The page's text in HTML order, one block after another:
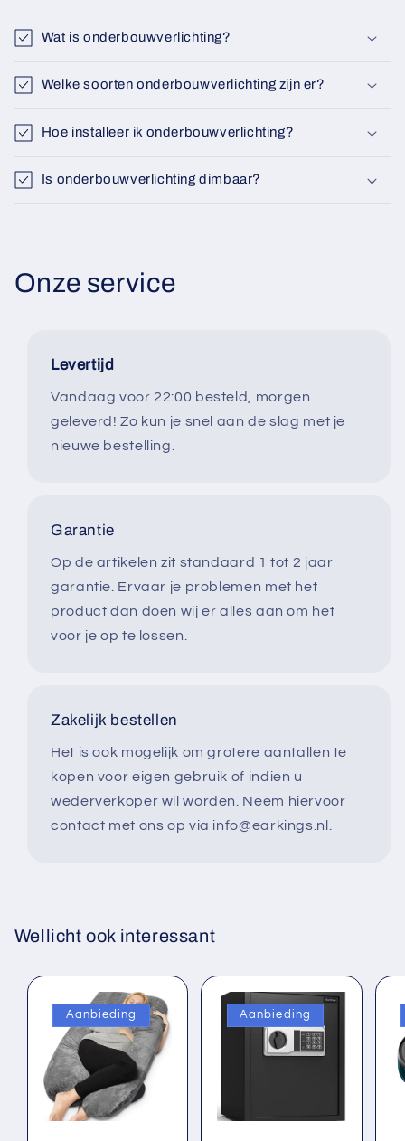
Wat is onderbouwverlichting?
Welke soorten onderbouwverlichting zijn er?
Hoe installeer ik onderbouwverlichting?
Is onderbouwverlichting dimbaar?
Onze service
Levertijd
Vandaag voor 22:00 besteld, morgen
geleverd! Zo kun je snel aan de slag met je
nieuwe bestelling.
Garantie
Op de artikelen zit standaard 1 tot 2 jaar
garantie. Ervaar je problemen met het
product dan doen wij er alles aan om het
voor je op te lossen.
Zakelijk bestellen
Het is ook mogelijk om grotere aantallen te
kopen voor eigen gebruik of indien u
wederverkoper wil worden. Neem hiervoor
contact met ons op via info@earkings.nl.
Wellicht ook interessant
Aanbieding Aanbieding